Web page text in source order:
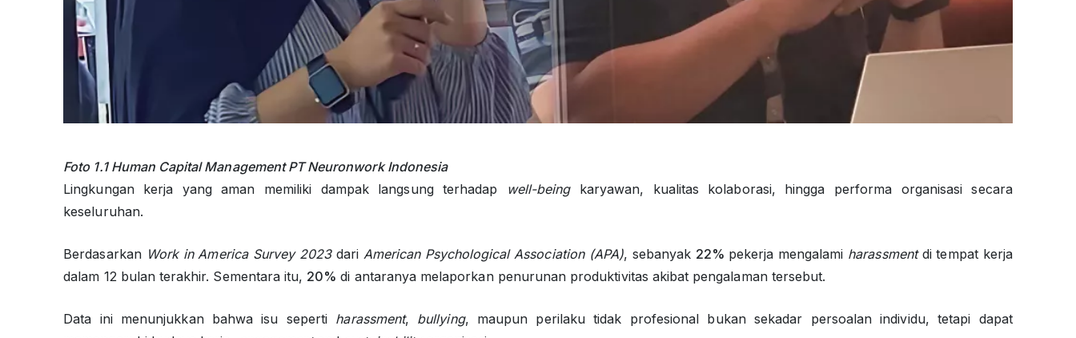
Foto 1.1 Human Capital Management PT Neuronwork Indonesia
Lingkungan kerja yang aman memiliki dampak langsung terhadap
well-beingkaryawan, kualitas kolaborasi, hingga performa organisasi secara
keseluruhan.
Berdasarkan Work in America Survey 2023 dariAmerican Psychological Association (APA), sebanyak 22% pekerja mengalami harassment di tempat kerja
dalam 12 bulan terakhir. Sementara itu, 20% di antaranya melaporkan penurunan produktivitas akibat pengalaman tersebut.
Data ini menunjukkan bahwa isu seperti harassment, bullying, maupun perilaku tidak profesional bukan sekadar persoalan individu, tetapi dapat